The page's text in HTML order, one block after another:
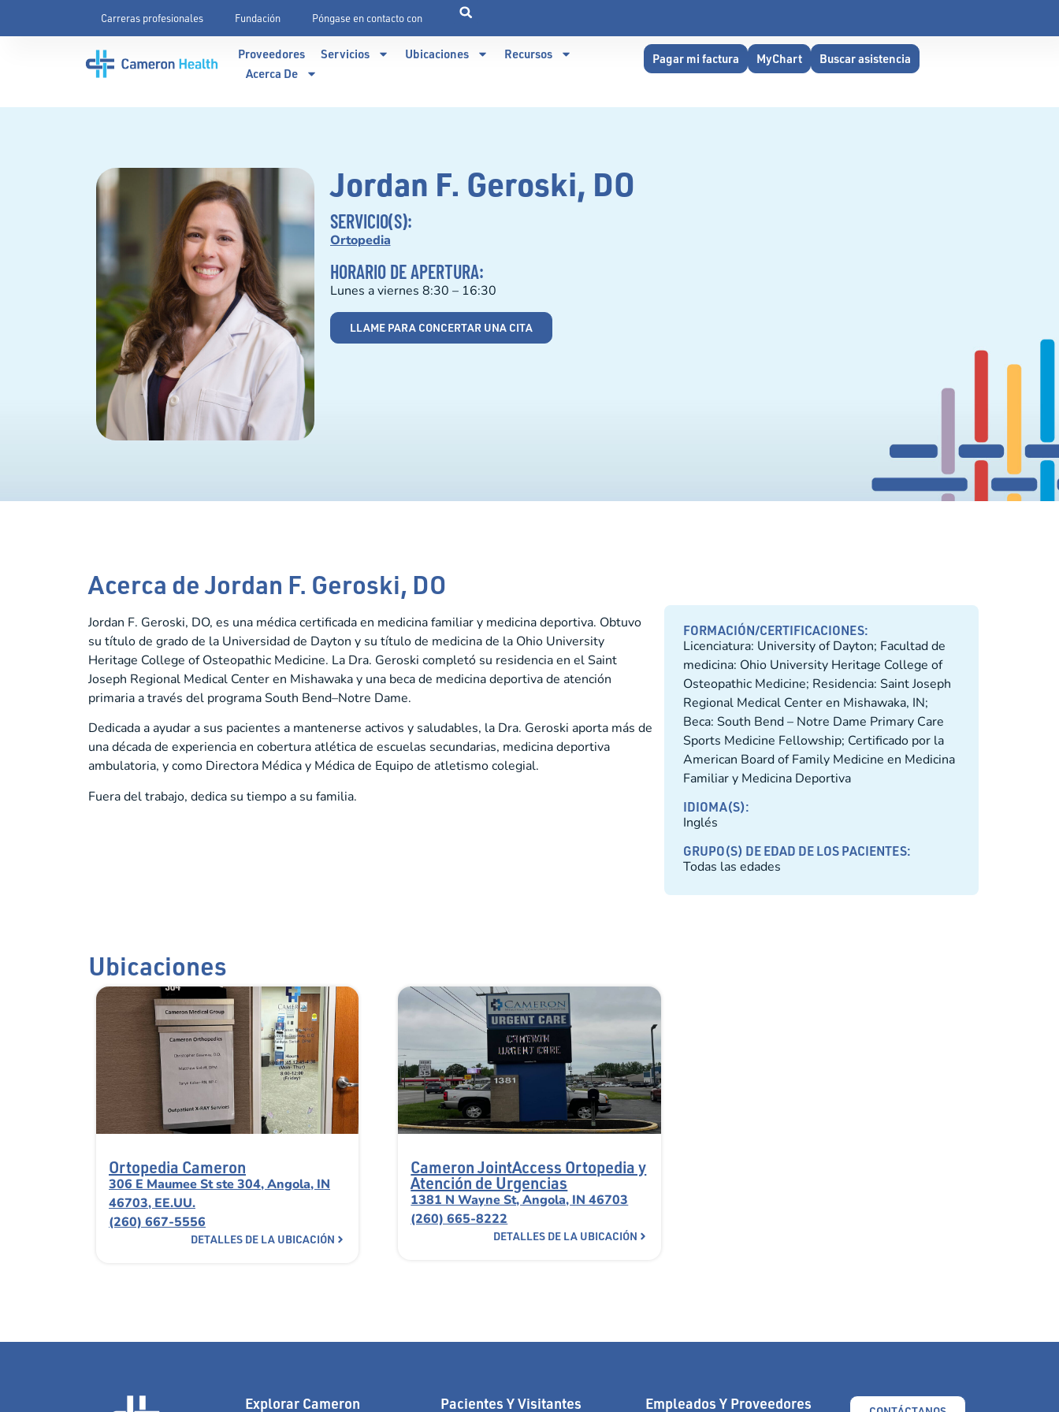
Carreras profesionales Fundación Póngase en contacto con
Proveedores Servicios Ubicaciones
Recursos
Acerca De
Pagar mi factura MyChart Buscar asistencia
Jordan F. Geroski, DO
SERVICIO(S):
Ortopedia
HORARIO DE APERTURA:
Lunes a viernes 8:30 – 16:30
LLAME PARA CONCERTAR UNA CITA
Acerca de Jordan F. Geroski, DO
Jordan F. Geroski, DO, es una médica certificada en medicina familiar y medicina deportiva. Obtuvo
su título de grado de la Universidad de Dayton y su título de medicina de la Ohio University
Heritage College of Osteopathic Medicine. La Dra. Geroski completó su residencia en el Saint
Joseph Regional Medical Center en Mishawaka y una beca de medicina deportiva de atención
primaria a través del programa South Bend–Notre Dame.
Dedicada a ayudar a sus pacientes a mantenerse activos y saludables, la Dra. Geroski aporta más de
una década de experiencia en cobertura atlética de escuelas secundarias, medicina deportiva
ambulatoria, y como Directora Médica y Médica de Equipo de atletismo colegial.
Fuera del trabajo, dedica su tiempo a su familia.
FORMACIÓN/CERTIFICACIONES:
Licenciatura: University of Dayton; Facultad de
medicina: Ohio University Heritage College of
Osteopathic Medicine; Residencia: Saint Joseph
Regional Medical Center en Mishawaka, IN;
Beca: South Bend – Notre Dame Primary Care
Sports Medicine Fellowship; Certificado por la
American Board of Family Medicine en Medicina
Familiar y Medicina Deportiva
IDIOMA(S):
Inglés
GRUPO(S) DE EDAD DE LOS PACIENTES:
Todas las edades
Ubicaciones
Ortopedia Cameron
306 E Maumee St ste 304, Angola, IN
46703, EE.UU.
(260) 667-5556
DETALLES DE LA UBICACIÓN
Cameron JointAccess Ortopedia y
Atención de Urgencias
1381 N Wayne St, Angola, IN 46703
(260) 665-8222
DETALLES DE LA UBICACIÓN
Explorar Cameron Pacientes Y Visitantes Empleados Y Proveedores